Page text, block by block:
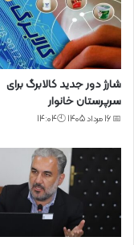
شارژ دور جدید کالابرگ برای
سرپرستان خانوار
📅 16 مرداد 1405 🕙14:04